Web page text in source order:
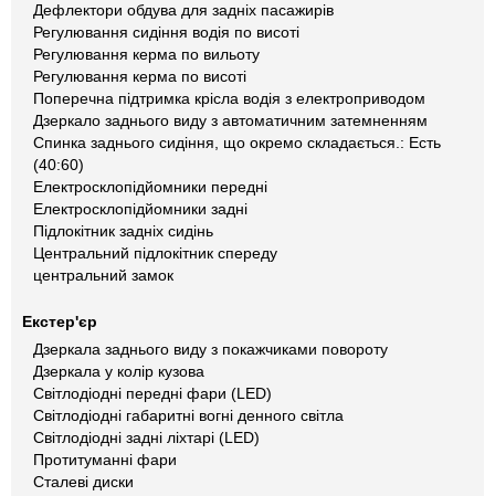
Дефлектори обдува для задніх пасажирів
Регулювання сидіння водія по висоті
Регулювання керма по вильоту
Регулювання керма по висоті
Поперечна підтримка крісла водія з електроприводом
Дзеркало заднього виду з автоматичним затемненням
Спинка заднього сидіння, що окремо складається.: Есть
(40:60)
Електросклопідйомники передні
Електросклопідйомники задні
Підлокітник задніх сидінь
Центральний підлокітник спереду
центральний замок
Екстер'єр
Дзеркала заднього виду з покажчиками повороту
Дзеркала у колір кузова
Світлодіодні передні фари (LED)
Світлодіодні габаритні вогні денного світла
Світлодіодні задні ліхтарі (LED)
Протитуманні фари
Сталеві диски